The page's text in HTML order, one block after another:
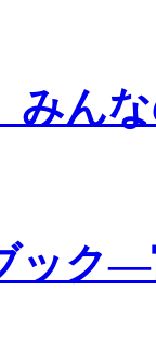
みん
ック